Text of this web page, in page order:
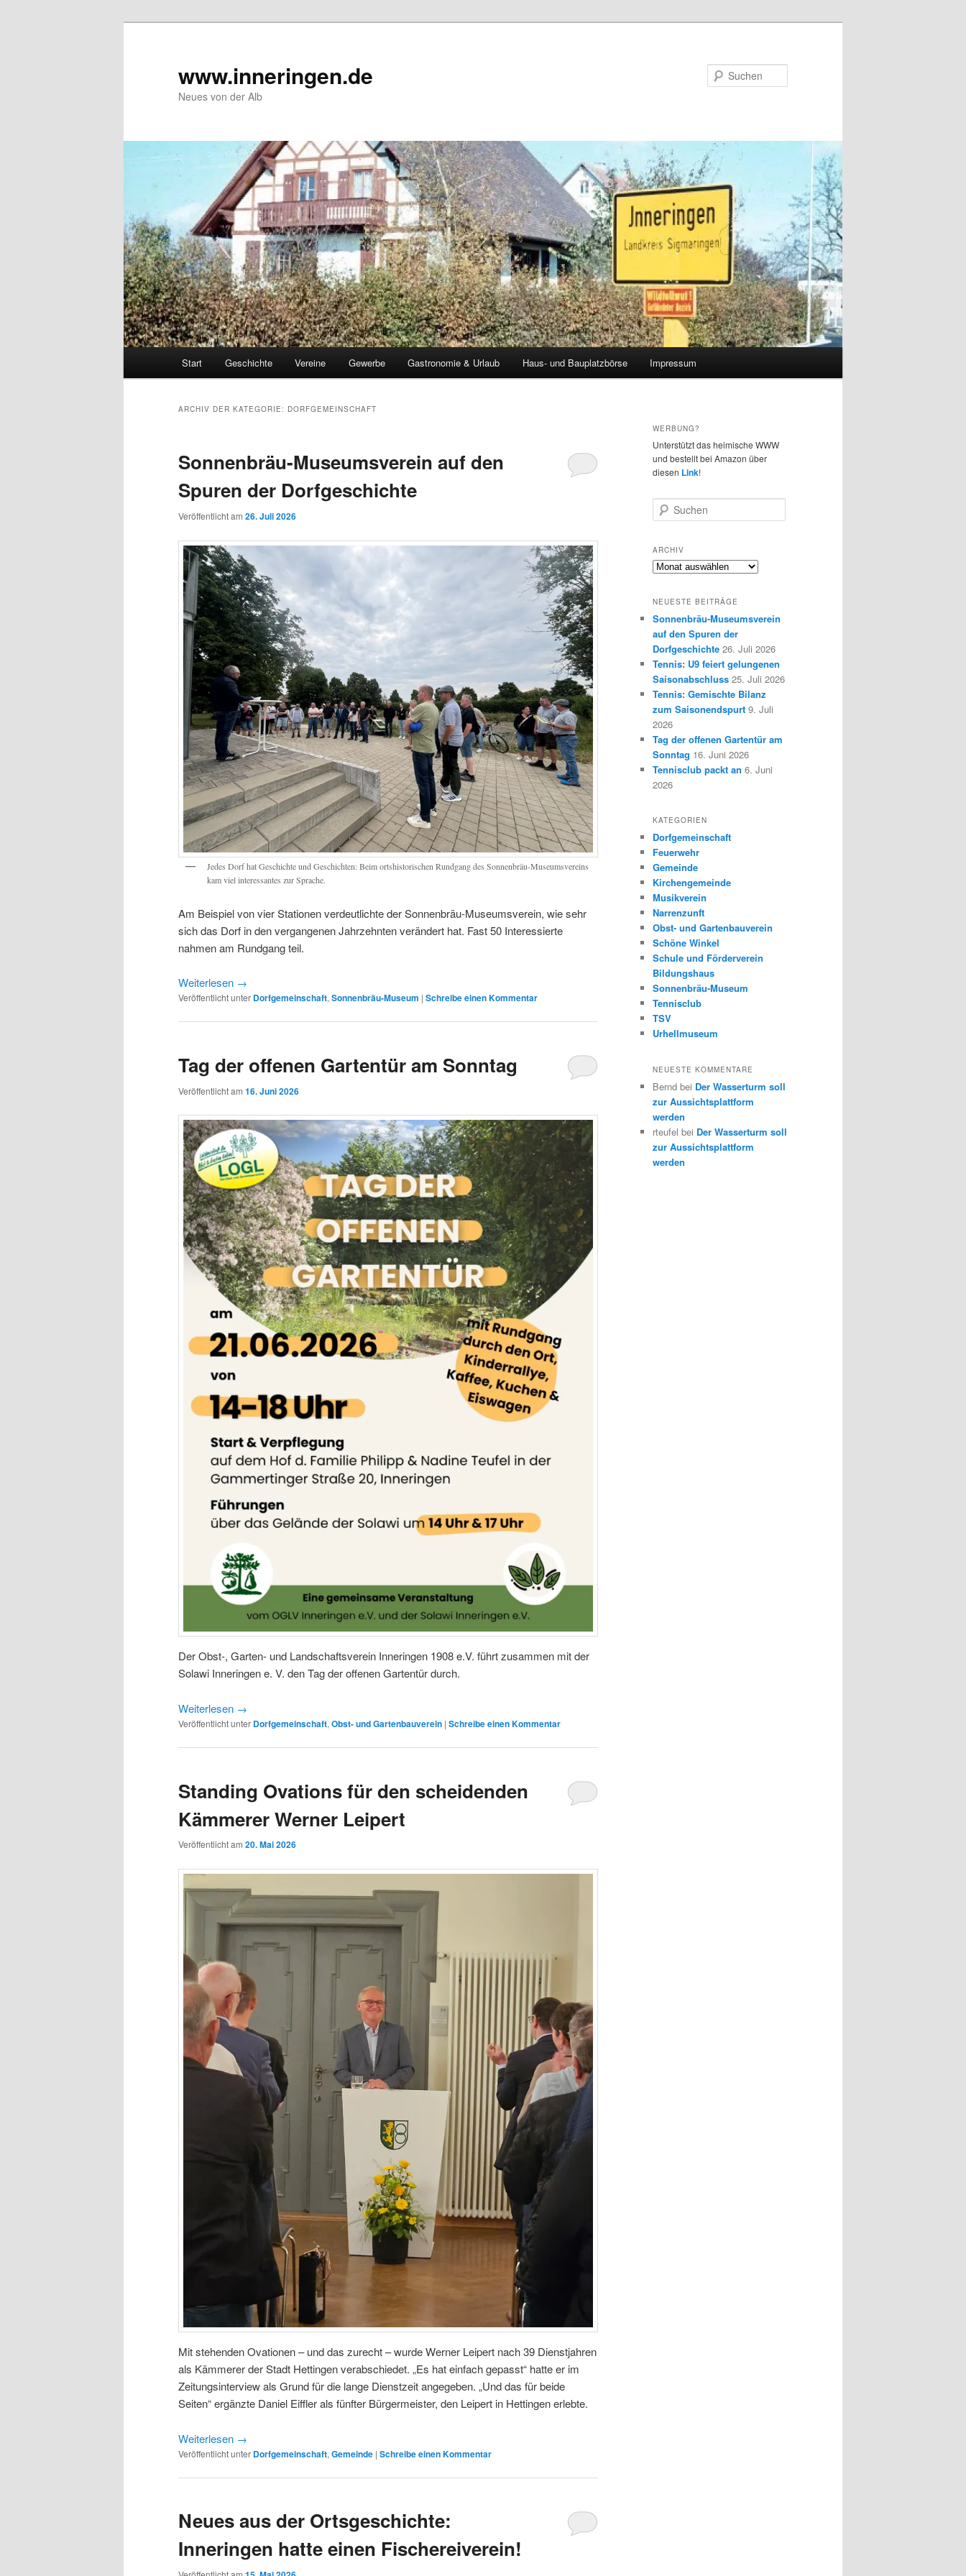
www.inneringen.de
Neues von der Alb
Start Geschichte Vereine Gewerbe Gastronomie & Urlaub Haus- und Bauplatzbörse Impressum
ARCHIV DER KATEGORIE: DORFGEMEINSCHAFT
Sonnenbräu-Museumsverein auf den
Spuren der Dorfgeschichte
Veröffentlicht am 26. Juli 2026
Jedes Dorf hat Geschichte und Geschichten: Beim ortshistorischen Rundgang des Sonnenbräu-Museumsvereins
kam viel interessantes zur Sprache.
Am Beispiel von vier Stationen verdeutlichte der Sonnenbräu-Museumsverein, wie sehr
sich das Dorf in den vergangenen Jahrzehnten verändert hat. Fast 50 Interessierte
nahmen am Rundgang teil.
Weiterlesen →
Veröffentlicht unter Dorfgemeinschaft, Sonnenbräu-Museum | Schreibe einen Kommentar
Tag der offenen Gartentür am Sonntag
Veröffentlicht am 16. Juni 2026
Der Obst-, Garten- und Landschaftsverein Inneringen 1908 e.V. führt zusammen mit der
Solawi Inneringen e. V. den Tag der offenen Gartentür durch.
Weiterlesen →
Veröffentlicht unter Dorfgemeinschaft, Obst- und Gartenbauverein | Schreibe einen Kommentar
Standing Ovations für den scheidenden
Kämmerer Werner Leipert
Veröffentlicht am 20. Mai 2026
Mit stehenden Ovationen – und das zurecht – wurde Werner Leipert nach 39 Dienstjahren
als Kämmerer der Stadt Hettingen verabschiedet. „Es hat einfach gepasst“ hatte er im
Zeitungsinterview als Grund für die lange Dienstzeit angegeben. „Und das für beide
Seiten“ ergänzte Daniel Eiffler als fünfter Bürgermeister, den Leipert in Hettingen erlebte.
Weiterlesen →
Veröffentlicht unter Dorfgemeinschaft, Gemeinde | Schreibe einen Kommentar
Neues aus der Ortsgeschichte:
Inneringen hatte einen Fischereiverein!
WERBUNG?
Unterstützt das heimische WWW
und bestellt bei Amazon über
diesen Link!
u
h
e
n
ARCHIV
Archiv
NEUESTE BEITRÄGE
Sonnenbräu-Museumsverein
auf den Spuren der
Dorfgeschichte 26. Juli 2026
Tennis: U9 feiert gelungenen
Saisonabschluss 25. Juli 2026
Tennis: Gemischte Bilanz
zum Saisonendspurt 9. Juli
2026
Tag der offenen Gartentür am
Sonntag 16. Juni 2026
Tennisclub packt an 6. Juni
2026
KATEGORIEN
Dorfgemeinschaft
Feuerwehr
Gemeinde
Kirchengemeinde
Musikverein
Narrenzunft
Obst- und Gartenbauverein
Schöne Winkel
Schule und Förderverein
Bildungshaus
Sonnenbräu-Museum
Tennisclub
TSV
Urhellmuseum
NEUESTE KOMMENTARE
Bernd bei Der Wasserturm soll
zur Aussichtsplattform
werden
rteufel bei Der Wasserturm soll
zur Aussichtsplattform
werden